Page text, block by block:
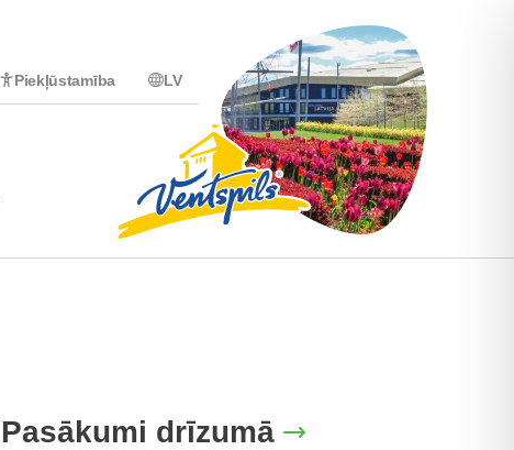
Piekļūstamība LV
Pasākumi drīzumā